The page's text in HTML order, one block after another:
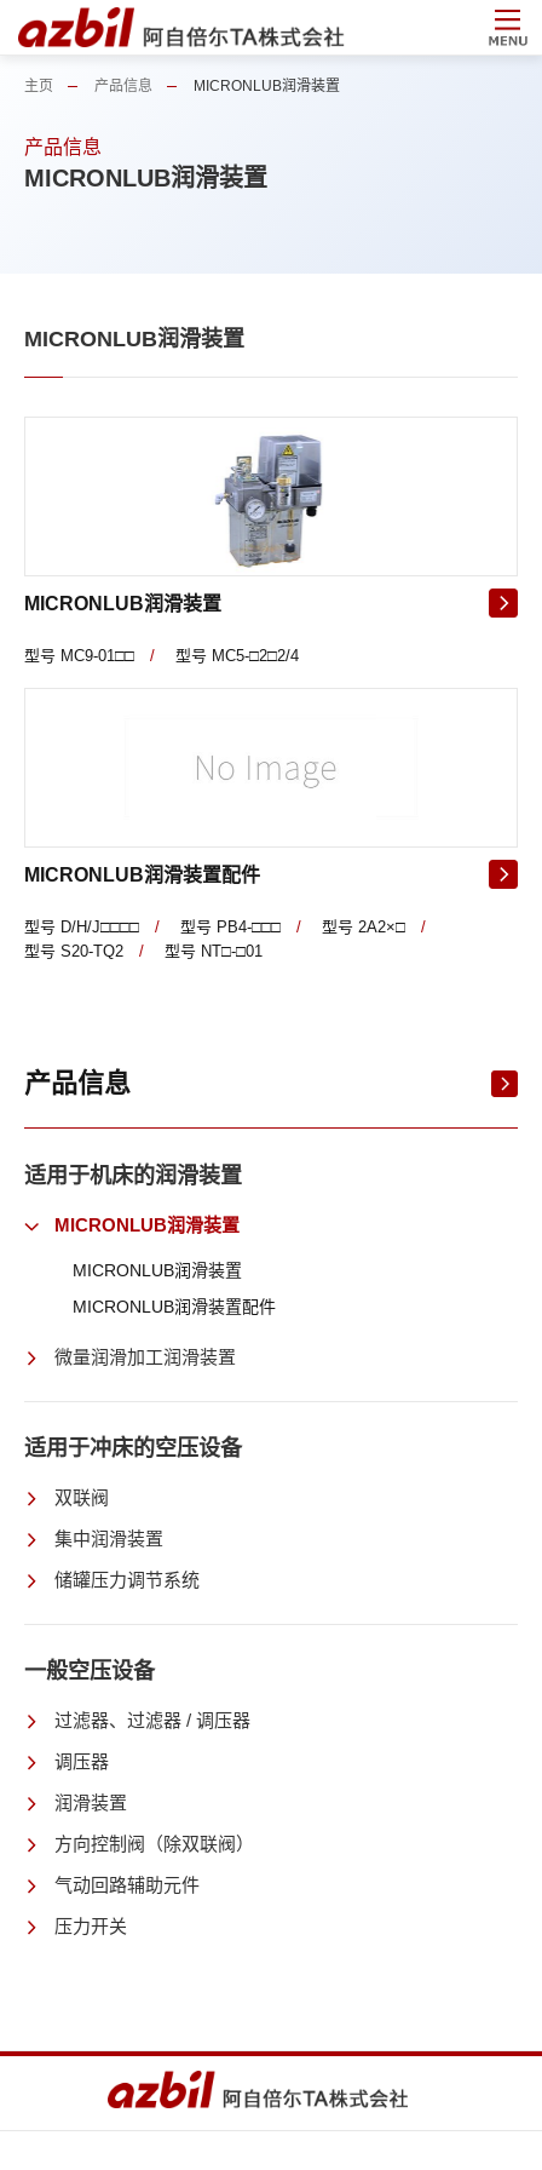
主页 产品信息 MICRONLUB润滑装置
产品信息
MICRONLUB润滑装置
产品信息
适用于机床的润滑装置
MICRONLUB润滑装置
MICRONLUB润滑装置
MICRONLUB润滑装置配件
微量润滑加工润滑装置
适用于冲床的空压设备
双联阀
集中润滑装置
储罐压力调节系统
一般空压设备
过滤器、过滤器 / 调压器
调压器
润滑装置
方向控制阀（除双联阀）
气动回路辅助元件
压力开关
MICRONLUB润滑装置
MICRONLUB润滑装置
型号 MC9-01□□ / 型号 MC5-□2□2/4
MICRONLUB润滑装置配件
型号 D/H/J□□□□ / 型号 PB4-□□□ / 型号 2A2×□
/
型号 S20-TQ2
/ 型号 NT□-□01